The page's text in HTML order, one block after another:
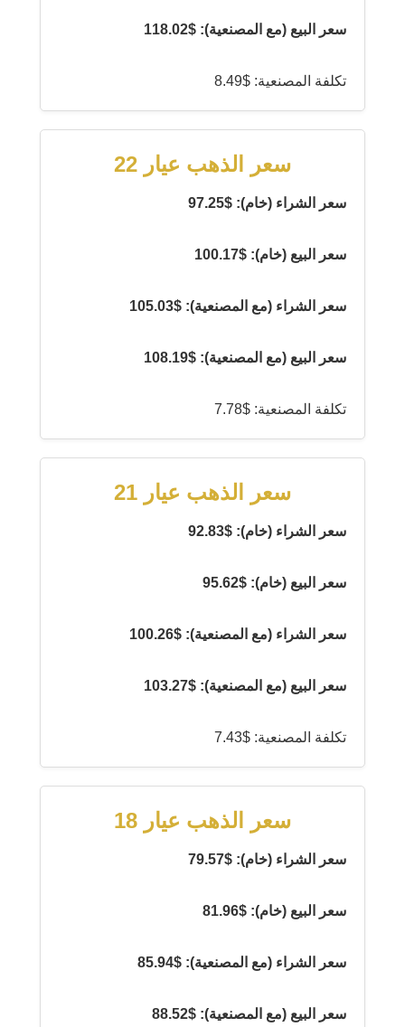
سعر البيع (مع المصنعية): $118.02
تكلفة المصنعية: $8.49
سعر الذهب عيار 22
سعر الشراء (خام): $97.25
سعر البيع (خام): $100.17
سعر الشراء (مع المصنعية): $105.03
سعر البيع (مع المصنعية): $108.19
تكلفة المصنعية: $7.78
سعر الذهب عيار 21
سعر الشراء (خام): $92.83
سعر البيع (خام): $95.62
سعر الشراء (مع المصنعية): $100.26
سعر البيع (مع المصنعية): $103.27
تكلفة المصنعية: $7.43
سعر الذهب عيار 18
سعر الشراء (خام): $79.57
سعر البيع (خام): $81.96
سعر الشراء (مع المصنعية): $85.94
سعر البيع (مع المصنعية): $88.52